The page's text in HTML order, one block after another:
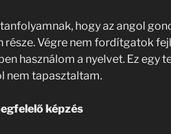
hogy az angol
része. Végre nem fordítgatok
használom a nyelvet. Ez egy
nem tapasztaltam.
képzés